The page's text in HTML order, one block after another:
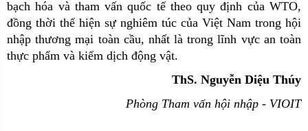
bạch hóa và tham vấn quốc tế theo quy định của WTO,
đồng thời thể hiện sự nghiêm túc của Việt Nam trong hội
nhập thương mại toàn cầu, nhất là trong lĩnh vực an toàn
thực phẩm và kiểm dịch động vật.
ThS. Nguyễn Diệu Thúy
Phòng Tham vấn hội nhập - VIOIT